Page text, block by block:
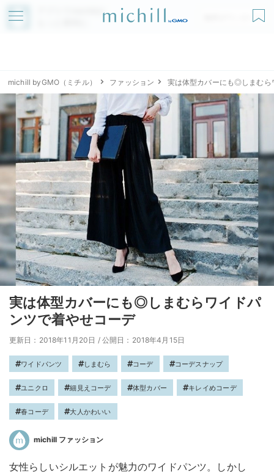
アプリでmichillが
無料ダウンロード
michill byGMO（ミチル） ファッション 実は体型カバーにも◎しまむら
実は体型カバーにも◎しまむらワイドパ
ンツで着やせコーデ
更新日：2018年11月20日 / 公開日：2018年4月15日
ワイドパンツ しまむら コーデ コーデスナップ
ユニクロ 細見えコーデ 体型カバー キレイめコーデ
春コーデ 大人かわいい
michill ファッション
女性らしいシルエットが魅力のワイドパンツ。しかし